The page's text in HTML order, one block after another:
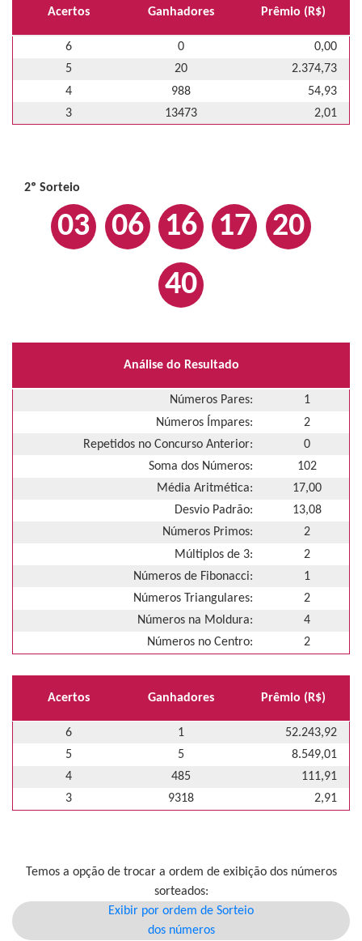
Acertos Ganhadores Prêmio (R$)
6 0
0,00
5
20
2.374,73
4
988
54,93
3
13473 2,01
2º Sorteio
03 06 16 17
20
40
Análise do Resultado
Números Pares:
1
Números Ímpares:
2
Repetidos no Concurso Anterior:
0
Soma dos Números:
102
Média Aritmética:
17,00
Desvio Padrão:
13,08
Números Primos:
2
Múltiplos de 3:
2
Números de Fibonacci:
1
Números Triangulares:
2
Números na Moldura:
4
Números no Centro:
2
Acertos Ganhadores Prêmio (R$)
6 1
52.243,92
5
5
8.549,01
4
485
111,91
3
9318 2,91
Temos a opção de trocar a ordem de exibição dos números
sorteados:
Exibir por ordem de Sorteio
dos números